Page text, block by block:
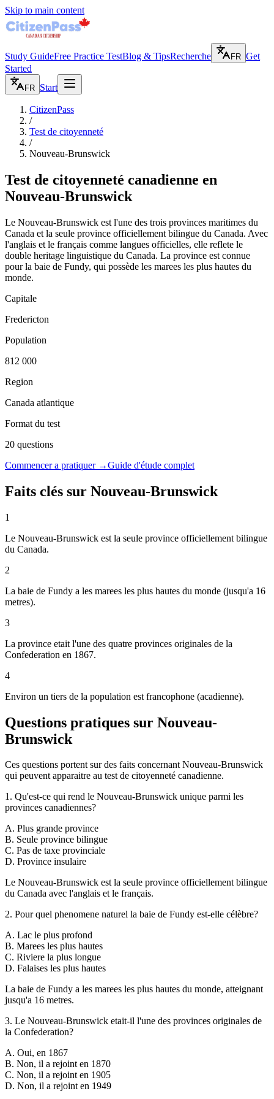
Skip to main content
Study GuideFree Practice TestBlog & TipsRecherche FR Get
Started
FR Start
CitizenPass
/
Test de citoyenneté
/
Nouveau-Brunswick
Test de citoyenneté canadienne en
Nouveau-Brunswick
Le Nouveau-Brunswick est l'une des trois provinces maritimes du
Canada et la seule province officiellement bilingue du Canada. Avec
l'anglais et le français comme langues officielles, elle reflete le
double heritage linguistique du Canada. La province est connue
pour la baie de Fundy, qui possède les marees les plus hautes du
monde.
Capitale
Fredericton
Population
812 000
Region
Canada atlantique
Format du test
20 questions
Commencer a pratiquer →Guide d'étude complet
Faits clés sur Nouveau-Brunswick
1
Le Nouveau-Brunswick est la seule province officiellement bilingue
du Canada.
2
La baie de Fundy a les marees les plus hautes du monde (jusqu'a 16
metres).
3
La province etait l'une des quatre provinces originales de la
Confederation en 1867.
4
Environ un tiers de la population est francophone (acadienne).
Questions pratiques sur Nouveau-
Brunswick
Ces questions portent sur des faits concernantNouveau-Brunswick
qui peuvent apparaitre au test de citoyenneté canadienne.
1. Qu'est-ce qui rend le Nouveau-Brunswick unique parmi les
provinces canadiennes?
A. Plus grande province
B. Seule province bilingue
C. Pas de taxe provinciale
D. Province insulaire
Le Nouveau-Brunswick est la seule province officiellement bilingue
du Canada avec l'anglais et le français.
2. Pour quel phenomene naturel la baie de Fundy est-elle célèbre?
A. Lac le plus profond
B. Marees les plus hautes
C. Riviere la plus longue
D. Falaises les plus hautes
La baie de Fundy a les marees les plus hautes du monde, atteignant
jusqu'a 16 metres.
3. Le Nouveau-Brunswick etait-il l'une des provinces originales de
la Confederation?
A. Oui, en 1867
B. Non, il a rejoint en 1870
C. Non, il a rejoint en 1905
D. Non, il a rejoint en 1949